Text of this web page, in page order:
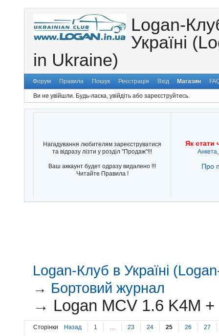
Logan-
Україні
in Ukraine)
Форум Правила Пошук Реєстрація Вхід Магазин
Ви не увійшли. Будь-ласка, увійдіть або зареєструйтесь.
Нагадування любителям зареєструватися
та відразу лізти у розділ "Продаж"!!!
Ваш аккаунт будет одразу видалено !!!
Читайте Правила !
Як стати
Про
Logan-Клуб в Україні
→ Бортовий журнал
→ Logan MCV 1.6 K4M
Сторінки Назад 1 … 23 24 25 26 27